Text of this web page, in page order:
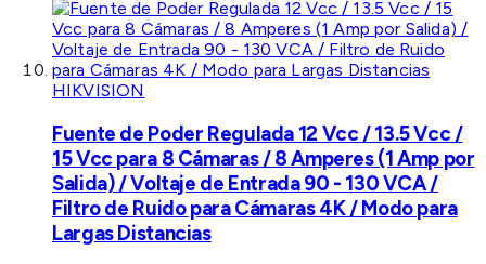
HIKVISION
Fuente de Poder Regulada 12 Vcc / 13.5 Vcc /
15 Vcc para 8 Cámaras / 8 Amperes (1 Amp por
Salida) / Voltaje de Entrada 90 - 130 VCA /
Filtro de Ruido para Cámaras 4K / Modo para
Largas Distancias